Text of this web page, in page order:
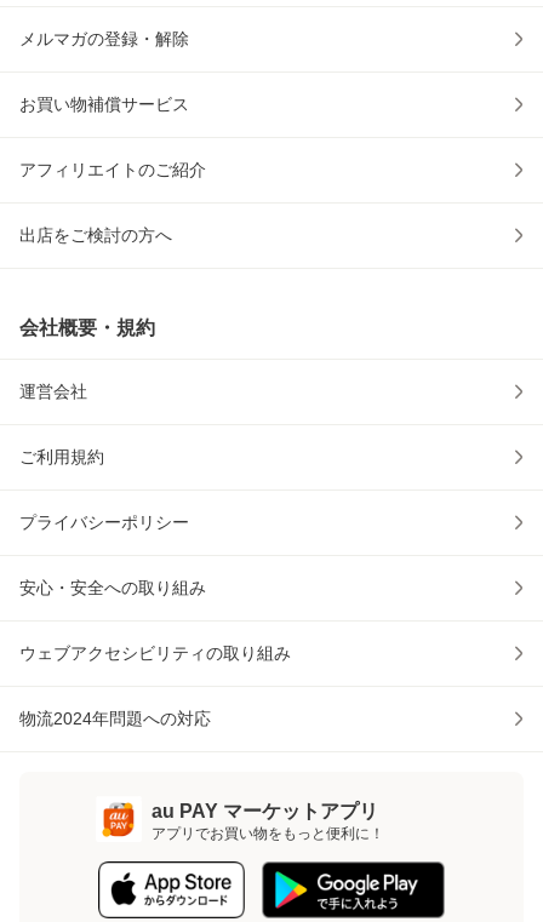
メルマガの登録・解除
お買い物補償サービス
アフィリエイトのご紹介
出店をご検討の方へ
会社概要・規約
運営会社
ご利用規約
プライバシーポリシー
安心・安全への取り組み
ウェブアクセシビリティの取り組み
物流2024年問題への対応
au PAY マーケットアプリ
アプリでお買い物をもっと便利に！